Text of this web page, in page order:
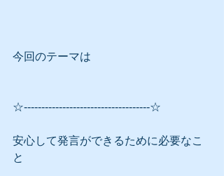
今回のテーマは
☆------------------------------------☆
安心して発言ができるために必要なこ
と